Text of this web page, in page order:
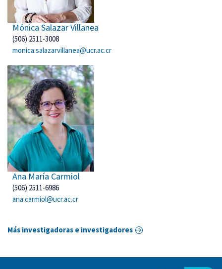
Mónica Salazar Villanea
(506) 2511-3008
monica.salazarvillanea@ucr.ac.cr
Ana María Carmiol
(506) 2511-6986
ana.carmiol@ucr.ac.cr
Más investigadoras e investigadores